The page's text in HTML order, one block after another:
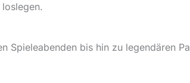
Spieleabenden bis hin zu legendären